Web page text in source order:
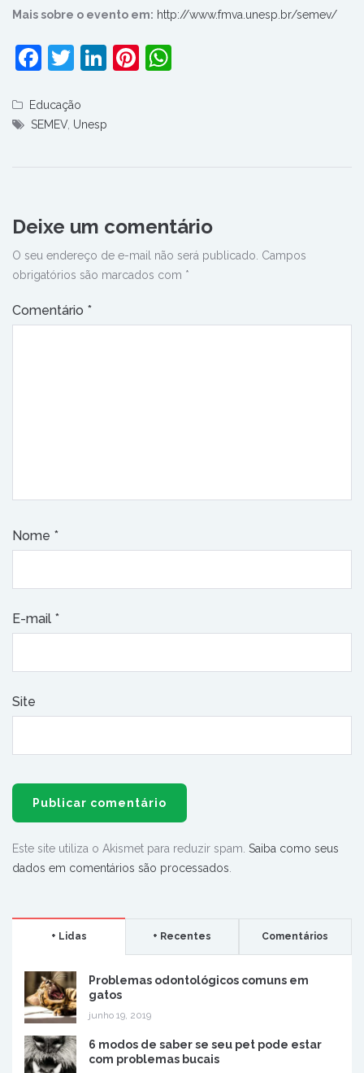
Mais sobre o evento em: http://www.fmva.unesp.br/semev/
Facebook
Twitter
LinkedIn
Pinterest
Educação
SEMEV, Unesp
Deixe um comentário
O seu endereço de e-mail não será publicado. Campos
obrigatórios são marcados com *
Comentário *
Nome *
E-mail *
Site
Este site utiliza o Akismet para reduzir spam. Saiba como seus
dados em comentários são processados.
+ Lidas + Recentes Comentários
Problemas odontológicos comuns em
gatos
junho 19, 2019
6 modos de saber se seu pet pode estar
com problemas bucais